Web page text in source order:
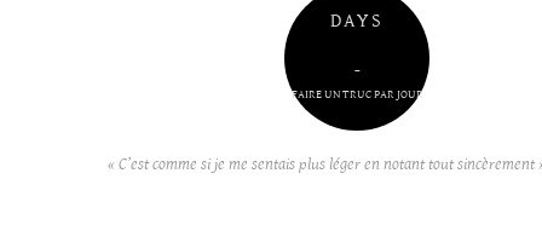
DAYS
–
FAIRE UN TRUC PAR JOUR
« C’est comme si je me sentais plus léger en notant tout sincèrement